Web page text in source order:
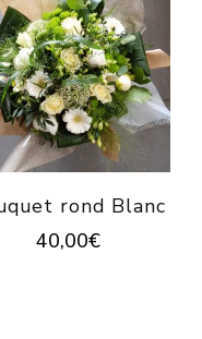
rond Blanc
40,00€